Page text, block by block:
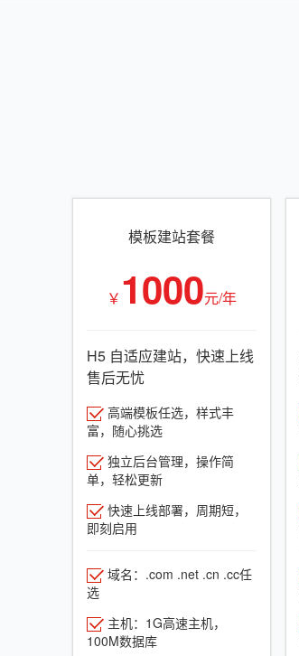
模板建站套餐
￥ 1000元/年
H5 自适应建站，快速上线
售后无忧
高端模板任选，样式丰
富，随心挑选
独立后台管理，操作简
单，轻松更新
快速上线部署，周期短，
即刻启用
域名：.com .net .cn .cc任
选
主机：1G高速主机，
100M数据库